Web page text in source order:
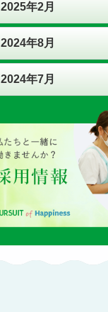
2025年2月
2024年8月
2024年7月